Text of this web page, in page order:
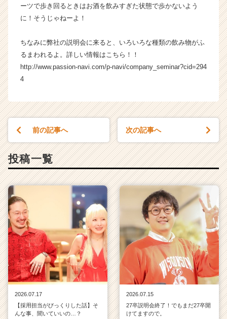
ーツで歩き回るときはお酒を飲みすぎた状態で歩かないよう
に！そうじゃねーよ！
ちなみに弊社の説明会に来ると、いろいろな種類の飲み物がふ
るまわれるよ。詳しい情報はこちら！！
http://www.passion-navi.com/p-navi/company_seminar?cid=294
4
前の記事へ 次の記事へ
投稿一覧
2026.07.17
【採用担当がびっくりした話】そ
んな事、聞いていいの…？
2026.07.15
27卒説明会終了！でもまだ27卒開
けてますので。